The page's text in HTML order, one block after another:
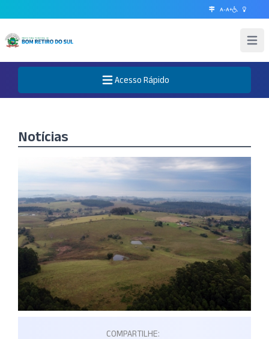
A-A+
Abrir
Abre o Menu
Acesso Rápido
Notícias
COMPARTILHE: